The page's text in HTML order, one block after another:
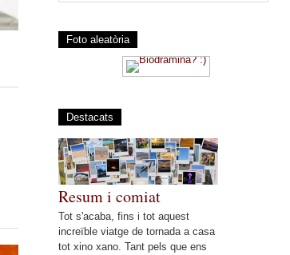
Foto aleatòria
Destacats
Resum i comiat
Tot s'acaba, fins i tot aquest
increïble viatge de tornada a casa
tot xino xano. Tant pels que ens